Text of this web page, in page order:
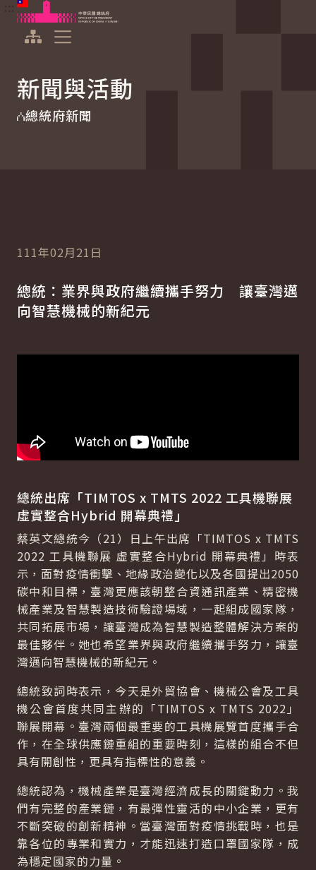
跳到主要內容
中華民國總統府
新聞與活動
總統府新聞
111年02月21日
總統：業界與政府繼續攜手努力 讓臺灣邁
向智慧機械的新紀元
總統出席「TIMTOS x TMTS 2022 工具機聯展
虛實整合Hybrid 開幕典禮」
蔡英文總統今（21）日上午出席「TIMTOS x TMTS
2022 工具機聯展 虛實整合Hybrid 開幕典禮」時表
示，面對疫情衝擊、地緣政治變化以及各國提出2050
碳中和目標，臺灣更應該朝整合資通訊產業、精密機
械產業及智慧製造技術驗證場域，一起組成國家隊，
共同拓展市場，讓臺灣成為智慧製造整體解決方案的
最佳夥伴。她也希望業界與政府繼續攜手努力，讓臺
灣邁向智慧機械的新紀元。
總統致詞時表示，今天是外貿協會、機械公會及工具
機公會首度共同主辦的「TIMTOS x TMTS 2022」
聯展開幕。臺灣兩個最重要的工具機展覽首度攜手合
作，在全球供應鏈重組的重要時刻，這樣的組合不但
具有開創性，更具有指標性的意義。
總統認為，機械產業是臺灣經濟成長的關鍵動力。我
們有完整的產業鏈，有最彈性靈活的中小企業，更有
不斷突破的創新精神。當臺灣面對疫情挑戰時，也是
靠各位的專業和實力，才能迅速打造口罩國家隊，成
為穩定國家的力量。